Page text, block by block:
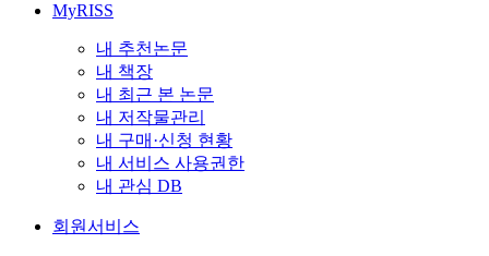
MyRISS
내 추천논문
내 책장
내 최근 본 논문
내 저작물관리
내 구매·신청 현황
내 서비스 사용권한
내 관심 DB
회원서비스